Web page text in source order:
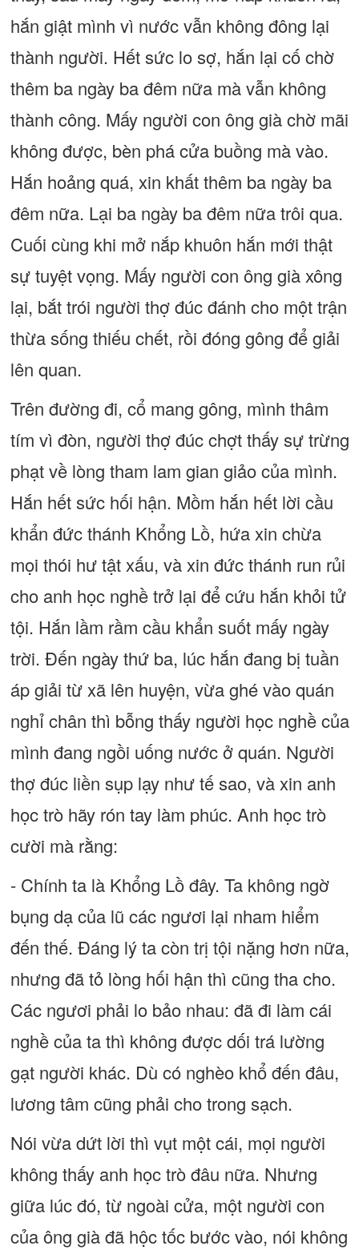
hắn giật mình vì nước vẫn không đông lại
thành người. Hết sức lo sợ, hắn lại cố chờ
thêm ba ngày ba đêm nữa mà vẫn không
thành công. Mấy người con ông già chờ mãi
không được, bèn phá cửa buồng mà vào.
Hắn hoảng quá, xin khất thêm ba ngày ba
đêm nữa. Lại ba ngày ba đêm nữa trôi qua.
Cuối cùng khi mở nắp khuôn hắn mới thật
sự tuyệt vọng. Mấy người con ông già xông
lại, bắt trói người thợ đúc đánh cho một trận
thừa sống thiếu chết, rồi đóng gông để giải
lên quan.
Trên đường đi, cổ mang gông, mình thâm
tím vì đòn, người thợ đúc chợt thấy sự trừng
phạt về lòng tham lam gian giảo của mình.
Hắn hết sức hối hận. Mồm hắn hết lời cầu
khẩn đức thánh Khổng Lồ, hứa xin chừa
mọi thói hư tật xấu, và xin đức thánh run rủi
cho anh học nghề trở lại để cứu hắn khỏi tử
tội. Hắn lầm rầm cầu khẩn suốt mấy ngày
trời. Đến ngày thứ ba, lúc hắn đang bị tuần
áp giải từ xã lên huyện, vừa ghé vào quán
nghỉ chân thì bỗng thấy người học nghề của
mình đang ngồi uống nước ở quán. Người
thợ đúc liền sụp lạy như tế sao, và xin anh
học trò hãy rón tay làm phúc. Anh học trò
cười mà rằng:
- Chính ta là Khổng Lồ đây. Ta không ngờ
bụng dạ của lũ các ngươi lại nham hiểm
đến thế. Đáng lý ta còn trị tội nặng hơn nữa,
nhưng đã tỏ lòng hối hận thì cũng tha cho.
Các ngươi phải lo bảo nhau: đã đi làm cái
nghề của ta thì không được dối trá lường
gạt người khác. Dù có nghèo khổ đến đâu,
lương tâm cũng phải cho trong sạch.
Nói vừa dứt lời thì vụt một cái, mọi người
không thấy anh học trò đâu nữa. Nhưng
giữa lúc đó, từ ngoài cửa, một người con
của ông già đã hộc tốc bước vào, nói không